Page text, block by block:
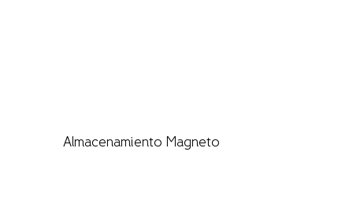
Almacenamiento Magneto